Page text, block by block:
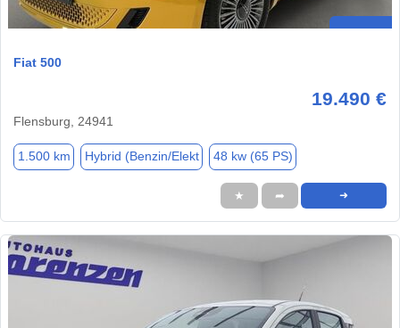
Fiat 500
19.490 €
Flensburg, 24941
1.500 km Hybrid (Benzin/Elekt 48 kw (65 PS)
★ ➦ ➜